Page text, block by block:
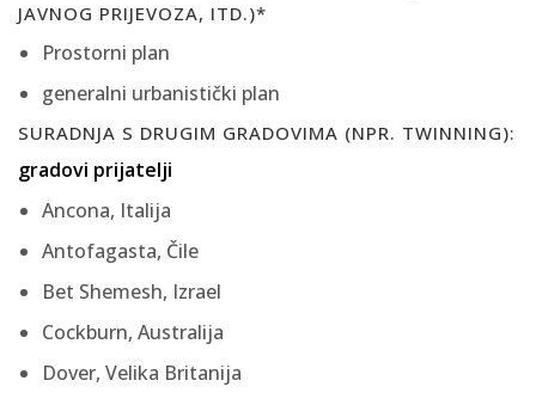
JAVNOG PRIJEVOZA, ITD.)*
Prostorni plan
generalni urbanistički plan
SURADNJA S DRUGIM GRADOVIMA (NPR. TWINNING):
gradovi prijatelji
Ancona, Italija
Antofagasta, Čile
Bet Shemesh, Izrael
Cockburn, Australija
Dover, Velika Britanija